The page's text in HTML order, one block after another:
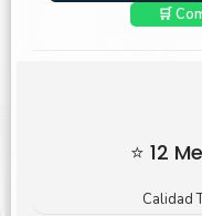
🛒
⭐ 12
Calidad